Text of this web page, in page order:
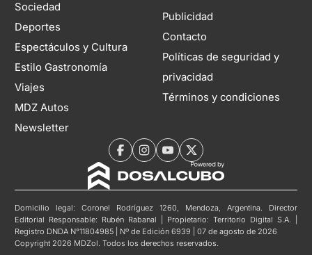
Sociedad
Deportes
Espectáculos y Cultura
Estilo Gastronomía
Viajes
MDZ Autos
Newsletter
Publicidad
Contacto
Políticas de seguridad y
privacidad
Términos y condiciones
Domicilio legal: Coronel Rodríguez 1260, Mendoza, Argentina. Director
Editorial Responsable: Rubén Rabanal | Propietario: Territorio Digital S.A. |
Registro DNDA N°11804985 | Nº de Edición 6939 | 07 de agosto de 2026
Copyright 2026 MDZol. Todos los derechos reservados.